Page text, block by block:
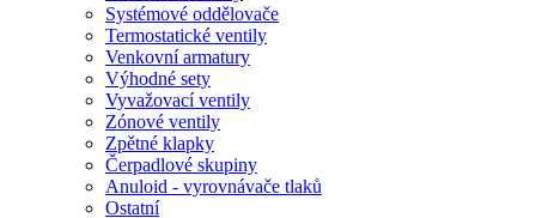
Systémové oddělovače
Termostatické ventily
Venkovní armatury
Výhodné sety
Vyvažovací ventily
Zónové ventily
Zpětné klapky
Čerpadlové skupiny
Anuloid - vyrovnávače tlaků
Ostatní